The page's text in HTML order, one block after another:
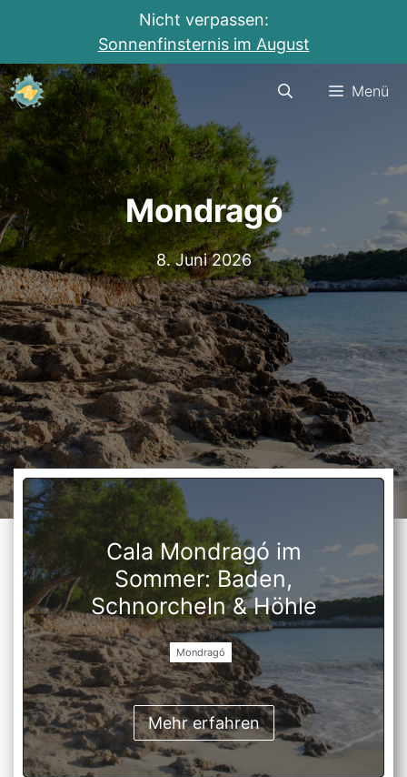
Nicht verpassen:
Sonnenfinsternis im August
Zum
Inhalt
springen
Menü
Mondragó
8. Juni 2026
Cala Mondragó im
Sommer: Baden,
Schnorcheln & Höhle
Mondragó
Mehr erfahren